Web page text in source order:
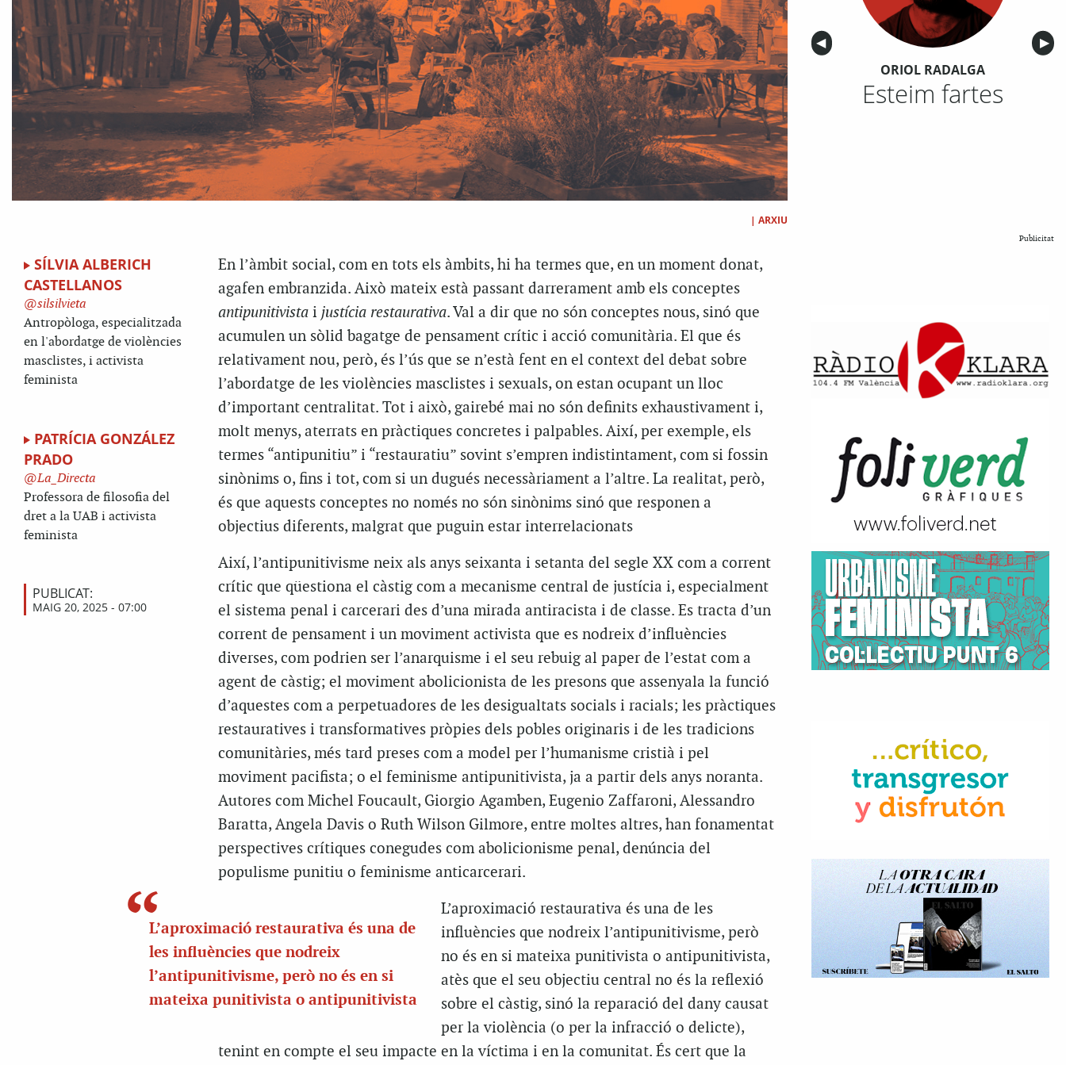
| ARXIU
SÍLVIA ALBERICH
CASTELLANOS
silsilvieta
Antropòloga, especialitzada
en l'abordatge de violències
masclistes, i activista
feminista
PATRÍCIA GONZÁLEZ
PRADO
La_Directa
Professora de filosofia del
dret a la UAB i activista
feminista
PUBLICAT:
MAIG 20, 2025 - 07:00
En l’àmbit social, com en tots els àmbits, hi ha termes que, en un moment donat,
agafen embranzida. Això mateix està passant darrerament amb els conceptes
antipunitivistai justícia restaurativa. Val a dir que no són conceptes nous, sinó que
acumulen un sòlid bagatge de pensament crític i acció comunitària. El que és
relativament nou, però, és l’ús que se n’està fent en el context del debat sobre
l’abordatge de les violències masclistes i sexuals, on estan ocupant un lloc
d’important centralitat. Tot i això, gairebé mai no són definits exhaustivament i,
molt menys, aterrats en pràctiques concretes i palpables. Així, per exemple, els
termes “antipunitiu” i “restauratiu” sovint s’empren indistintament, com si fossin
sinònims o, fins i tot, com si un dugués necessàriament a l’altre. La realitat, però,
és que aquests conceptes no només no són sinònims sinó que responen a
objectius diferents, malgrat que puguin estar interrelacionats
Així, l’antipunitivisme neix als anys seixanta i setanta del segle XX com a corrent
crític que qüestiona el càstig com a mecanisme central de justícia i, especialment
el sistema penal i carcerari des d’una mirada antiracista i de classe. Es tracta d’un
corrent de pensament i un moviment activista que es nodreix d’influències
diverses, com podrien ser l’anarquisme i el seu rebuig al paper de l’estat com a
agent de càstig; el moviment abolicionista de les presons que assenyala la funció
d’aquestes com a perpetuadores de les desigualtats socials i racials; les pràctiques
restauratives i transformatives pròpies dels pobles originaris i de les tradicions
comunitàries, més tard preses com a model per l’humanisme cristià i pel
moviment pacifista; o el feminisme antipunitivista, ja a partir dels anys noranta.
Autores com Michel Foucault, Giorgio Agamben, Eugenio Zaffaroni, Alessandro
Baratta, Angela Davis o Ruth Wilson Gilmore, entre moltes altres, han fonamentat
perspectives crítiques conegudes com abolicionisme penal, denúncia del
populisme punitiu o feminisme anticarcerari.
L’aproximació restaurativa és una de
les influències que nodreix
l’antipunitivisme, però no és en si
mateixa punitivista o antipunitivista
L’aproximació restaurativa és una de les
influències que nodreix l’antipunitivisme, però
no és en si mateixa punitivista o antipunitivista,
atès que el seu objectiu central no és la reflexió
sobre el càstig, sinó la reparació del dany causat
per la violència (o per la infracció o delicte),
tenint en compte el seu impacte en la víctima i en la comunitat. És cert que la
Anterior
◀︎ ▶︎
ORIOL RADALGA
Esteim fartes
Publicitat